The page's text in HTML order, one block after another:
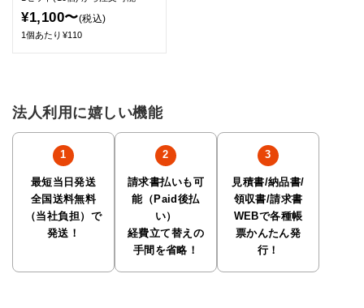
¥1,100〜(税込)
1個あたり¥110
法人利用に嬉しい機能
最短当日発送
全国送料無料
（当社負担）で
発送！
請求書払いも可
能（Paid後払
い）
経費立て替えの
手間を省略！
見積書/納品書/
領収書/請求書
WEBで各種帳
票かんたん発
行！